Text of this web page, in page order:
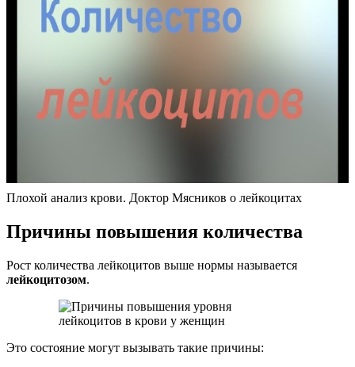
Плохой анализ крови. Доктор Мясников о лейкоцитах
Причины повышения количества
Рост количества лейкоцитов выше нормы называется
лейкоцитозом.
Это состояние могут вызывать такие причины: